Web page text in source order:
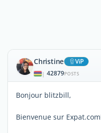
Christine ViP
| 42879POSTS
Bonjour blitzbill,
Bienvenue sur